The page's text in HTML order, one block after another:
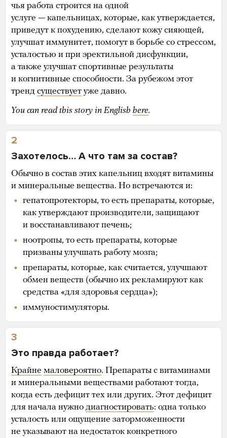
чья работа строится на одной
услуге — капельницах, которые, как утверждается,
приведут к похудению, сделают кожу сияющей,
улучшат иммунитет, помогут в борьбе со стрессом,
усталостью и при эректильной дисфункции,
а также улучшат спортивные результаты
и когнитивные способности. За рубежом этот
тренд существует уже давно.
You can read this story in English here.
2
Захотелось… А что там за состав?
Обычно в состав этих капельниц входят витамины
и минеральные вещества. Но встречаются и:
гепатопротекторы, то есть препараты, которые,
как утверждают производители, защищают
и восстанавливают печень;
ноотропы, то есть препараты, которые
призваны улучшать работу мозга;
препараты, которые, как считается, улучшают
обмен веществ (обычно их рекламируют как
средства «для здоровья сердца»);
иммуностимуляторы.
3
Это правда работает?
Крайне маловероятно. Препараты с витаминами
и минеральными веществами работают тогда,
когда есть дефицит тех или других. Этот дефицит
для начала нужно диагностировать: одна только
усталость или ощущение заторможенности
не указывают на недостаток конкретного